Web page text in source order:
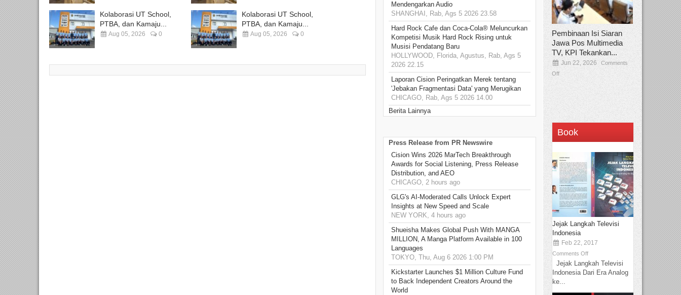
Kolaborasi UT School,
PTBA, dan Kamaju...
Aug 05, 2026 0
Kolaborasi UT School,
PTBA, dan Kamaju...
Aug 05, 2026 0
Mendengarkan Audio
SHANGHAI, Rab, Ags 5 2026 23.58
Hard Rock Cafe dan Coca-Cola® Meluncurkan
Kompetisi Musik Hard Rock Rising untuk
Musisi Pendatang Baru
HOLLYWOOD, Florida, Agustus, Rab, Ags 5
2026 22.15
Laporan Cision Peringatkan Merek tentang
'Jebakan Fragmentasi Data' yang Merugikan
CHICAGO, Rab, Ags 5 2026 14.00
Berita Lainnya
Press Release from PR Newswire
Cision Wins 2026 MarTech Breakthrough
Awards for Social Listening, Press Release
Distribution, and AEO
CHICAGO, 2 hours ago
GLG's AI-Moderated Calls Unlock Expert
Insights at New Speed and Scale
NEW YORK, 4 hours ago
Shueisha Makes Global Push With MANGA
MILLION, A Manga Platform Available in 100
Languages
TOKYO, Thu, Aug 6 2026 1:00 PM
Kickstarter Launches $1 Million Culture Fund
to Back Independent Creators Around the
World
Pembinaan Isi Siaran
Jawa Pos Multimedia
TV, KPI Tekankan...
Jun 22, 2026
Comments
Off
Book
Jejak Langkah Televisi
Indonesia
Feb 22, 2017
Comments Off
Jejak Langkah Televisi
Indonesia Dari Era Analog
ke...